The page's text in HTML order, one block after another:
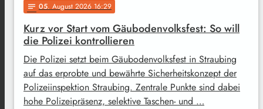
notes 05. August 2026 16:29
Kurz vor Start vom Gäubodenvolksfest: So will
die Polizei kontrollieren
Die Polizei setzt beim Gäubodenvolksfest in Straubing
auf das erprobte und bewährte Sicherheitskonzept der
Polizeiinspektion Straubing. Zentrale Punkte sind dabei
hohe Polizeipräsenz, selektive Taschen- und …